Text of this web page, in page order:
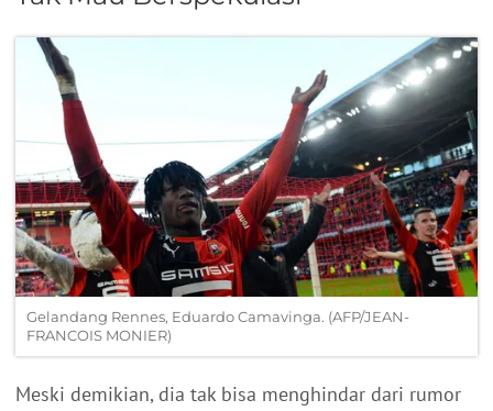
Gelandang Rennes, Eduardo Camavinga. (AFP/JEAN-
FRANCOIS MONIER)
Meski demikian, dia tak bisa menghindar dari rumor